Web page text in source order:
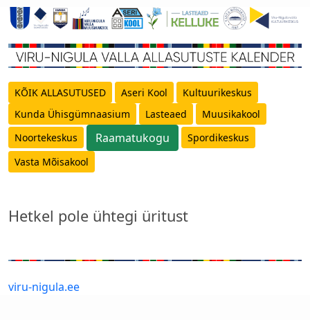
KÕIK ALLASUTUSED Aseri Kool
Kultuurikeskus
Kunda Ühisgümnaasium
Lasteaed
Muusikakool
Noortekeskus
Raamatukogu
Spordikeskus
Vasta Mõisakool
Hetkel pole ühtegi üritust
viru-nigula.ee